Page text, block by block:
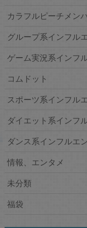
カラフルピーチメン
グループ系インフル
ゲーム実況系インフ
コムドット
スポーツ系インフル
ダイエット系インフ
ダンス系インフルエ
情報、エンタメ
未分類
福袋